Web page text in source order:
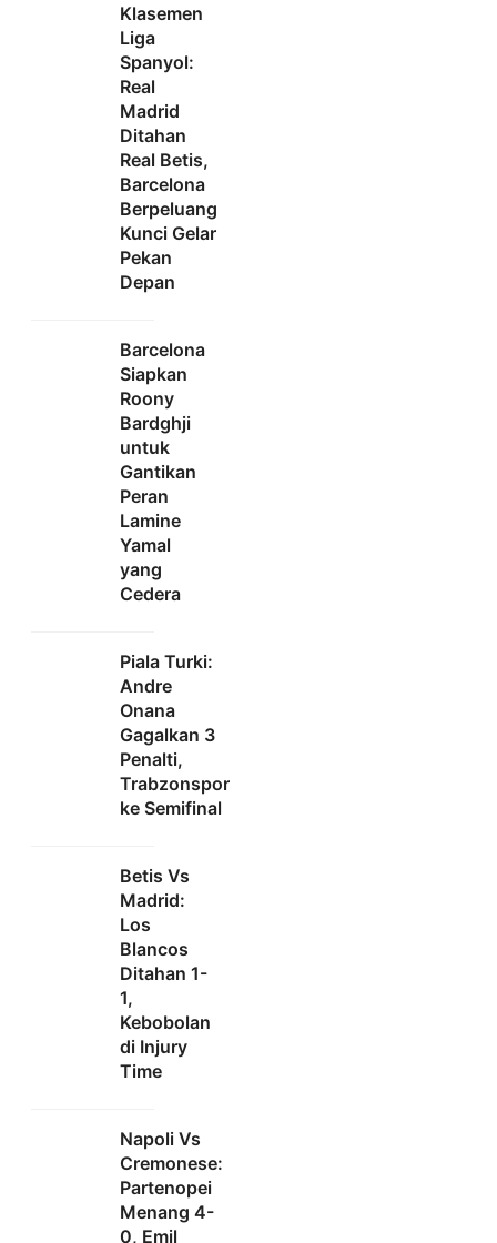
Klasemen
Liga
Spanyol:
Real
Madrid
Ditahan
Real Betis,
Barcelona
Berpeluang
Kunci Gelar
Pekan
Depan
Barcelona
Siapkan
Roony
Bardghji
untuk
Gantikan
Peran
Lamine
Yamal
yang
Cedera
Piala Turki:
Andre
Onana
Gagalkan 3
Penalti,
Trabzonspor
ke Semifinal
Betis Vs
Madrid:
Los
Blancos
Ditahan 1-
1,
Kebobolan
di Injury
Time
Napoli Vs
Cremonese:
Partenopei
Menang 4-
0, Emil